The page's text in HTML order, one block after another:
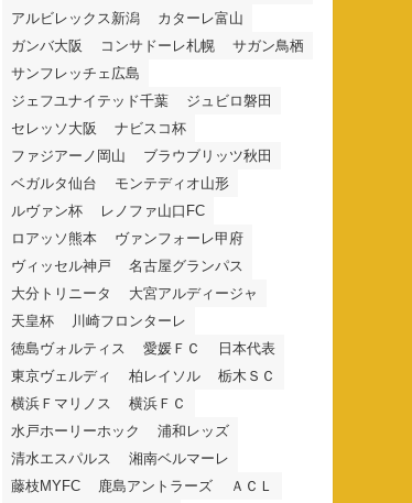
アルビレックス新潟
カターレ富山
ガンバ大阪
コンサドーレ札幌
サガン鳥栖
サンフレッチェ広島
ジェフユナイテッド千葉
ジュビロ磐田
セレッソ大阪
ナビスコ杯
ファジアーノ岡山
ブラウブリッツ秋田
ベガルタ仙台
モンテディオ山形
ルヴァン杯
レノファ山口FC
ロアッソ熊本
ヴァンフォーレ甲府
ヴィッセル神戸
名古屋グランパス
大分トリニータ
大宮アルディージャ
天皇杯
川崎フロンターレ
徳島ヴォルティス
愛媛ＦＣ
日本代表
東京ヴェルディ
柏レイソル
栃木ＳＣ
横浜Ｆマリノス
横浜ＦＣ
水戸ホーリーホック
浦和レッズ
清水エスパルス
湘南ベルマーレ
藤枝MYFC
鹿島アントラーズ
ＡＣＬ